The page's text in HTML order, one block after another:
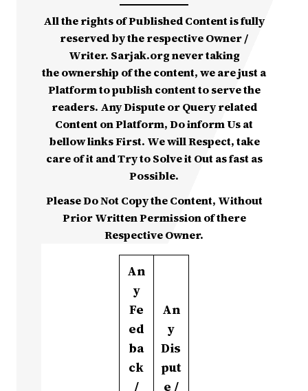
All the rights of Published Content is fully
reserved by the respective Owner /
Writer. Sarjak.org never taking
the ownership of the content, we are just a
Platform to publish content to serve the
readers. Any Dispute or Query related
Content on Platform, Do inform Us at
bellow links First. We will Respect, take
care of it and Try to Solve it Out as fast as
Possible.
Please Do Not Copy the Content, Without
Prior Written Permission of there
Respective Owner.
An
y
Fe
ed
ba
ck
/
An
y
Dis
put
e /